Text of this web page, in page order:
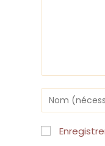
Enter
your
name
or
username